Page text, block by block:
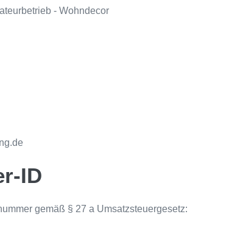
- Wohndecor
ID
gemäß § 27 a Umsatzsteuergesetz: